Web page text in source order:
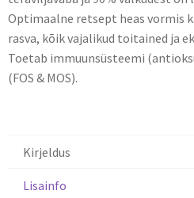
Optimaalne retsept heas vormis
rasva, kõik vajalikud toitained ja
Toetab immuunsüsteemi
(FOS & MOS).
Kirjeldus
Lisainfo